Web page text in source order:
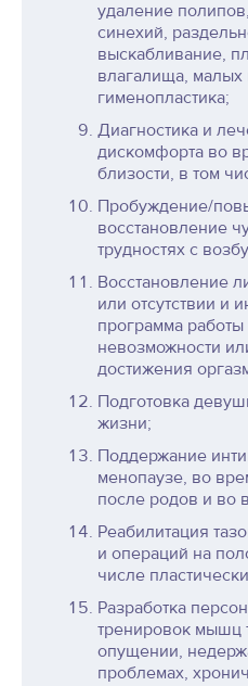
удаление
синехий,
выскабливание,
влагалища, малых
гименопластика;
Диагностика и
дискомфорта во
близости, в том
Пробуждение/
восстановление
трудностях с
Восстановление
или отсутствии и
программа
невозможности
достижения
Подготовка
жизни;
Поддержание
менопаузе, во
после родов и во
Реабилитация
и операций на
числе
Разработка
тренировок мышц
опущении,
проблемах,